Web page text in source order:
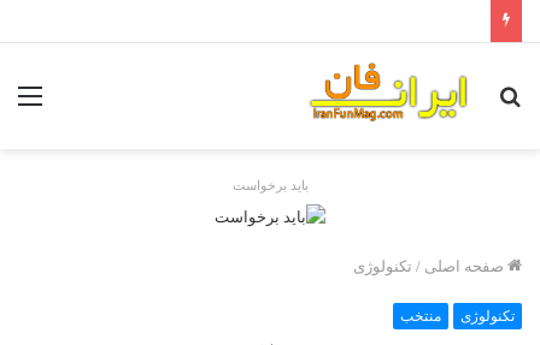
جستجو
باید برخواست
صفحه اصلی / تکنولوژی
تکنولوژی منتخب